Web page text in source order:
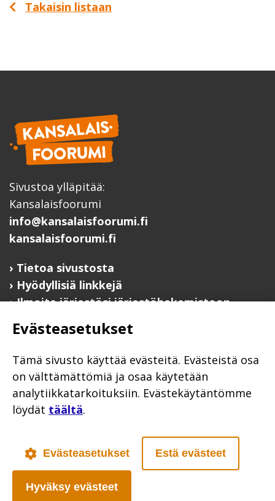
Takaisin listaan
Sivustoa ylläpitää:
Kansalaisfoorumi
info@kansalaisfoorumi.fi
kansalaisfoorumi.fi
Tietoa sivustosta
Hyödyllisiä linkkejä
Ilmoita järjestösi järjestöhakemistoon
Järjestötietäjä-testi
Saavutettavuusseloste
Evästekäytännöt
Civil Society
Poutapilvi web design
Evästeasetukset
Tämä sivusto käyttää evästeitä. Evästeistä osa
on välttämättömiä ja osaa käytetään
analytiikkatarkoituksiin. Evästekäytäntömme
löydät täältä.
Evästeasetukset Estä evästeet
Hyväksy evästeet